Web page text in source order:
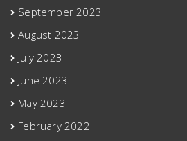
September 2023
August 2023
July 2023
June 2023
May 2023
February 2022